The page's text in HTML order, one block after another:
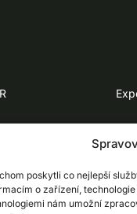
poskytli co nejlepší
o zařízení,
nám umožní